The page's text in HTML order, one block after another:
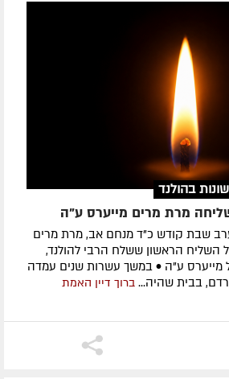
בהולנד
מרת מרים מייערס ע"ה
ערב שבת קודש כ"ד מנחם אב, מרת מרים
השליח הראשון ששלח הרבי להולנד,
מייערס ע"ה • במשך עשרות שנים עמדה
בבית שהיה... ברוך דיין האמת